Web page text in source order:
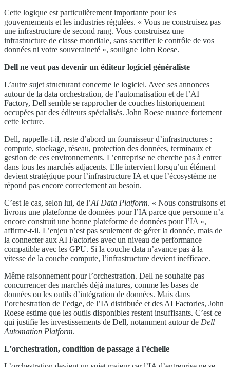
Cette logique est particulièrement importante pour les
gouvernements et les industries régulées. « Vous ne construisez pas
une infrastructure de second rang. Vous construisez une
infrastructure de classe mondiale, sans sacrifier le contrôle de vos
données ni votre souveraineté », souligne John Roese.
Dell ne veut pas devenir un éditeur logiciel généraliste
L’autre sujet structurant concerne le logiciel. Avec ses annonces
autour de la data orchestration, de l’automatisation et de l’AI
Factory, Dell semble se rapprocher de couches historiquement
occupées par des éditeurs spécialisés. John Roese nuance fortement
cette lecture.
Dell, rappelle-t-il, reste d’abord un fournisseur d’infrastructures :
compute, stockage, réseau, protection des données, terminaux et
gestion de ces environnements. L’entreprise ne cherche pas à entrer
dans tous les marchés adjacents. Elle intervient lorsqu’un élément
devient stratégique pour l’infrastructure IA et que l’écosystème ne
répond pas encore correctement au besoin.
C’est le cas, selon lui, de l’AI Data Platform. « Nous construisons et
livrons une plateforme de données pour l’IA parce que personne n’a
encore construit une bonne plateforme de données pour l’IA »,
affirme-t-il. L’enjeu n’est pas seulement de gérer la donnée, mais de
la connecter aux AI Factories avec un niveau de performance
compatible avec les GPU. Si la couche data n’avance pas à la
vitesse de la couche compute, l’infrastructure devient inefficace.
Même raisonnement pour l’orchestration. Dell ne souhaite pas
concurrencer des marchés déjà matures, comme les bases de
données ou les outils d’intégration de données. Mais dans
l’orchestration de l’edge, de l’IA distribuée et des AI Factories, John
Roese estime que les outils disponibles restent insuffisants. C’est ce
qui justifie les investissements de Dell, notamment autour de Dell
Automation Platform.
L’orchestration, condition de passage à l’échelle